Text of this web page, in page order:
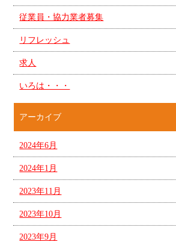
従業員・協力業者募集
リフレッシュ
求人
いろは・・・
アーカイブ
2024年6月
2024年1月
2023年11月
2023年10月
2023年9月